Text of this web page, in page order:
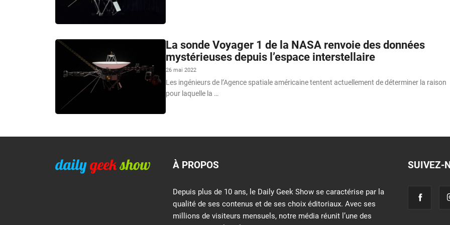
La sonde Voyager 1 de la NASA renvoie des données
mystérieuses depuis l’espace interstellaire
26 mai 2022
Les ingénieurs de l’Agence spatiale américaine tentent actuellement de déterminer la raison
pour laquelle la …
À PROPOS
Depuis plus de 10 ans, le Daily Geek Show se caractérise par la
qualité de ses contenus et de ses choix éditoriaux. Avec ses
millions de visiteurs mensuels, notre média réunit l’une des
SUIVEZ-